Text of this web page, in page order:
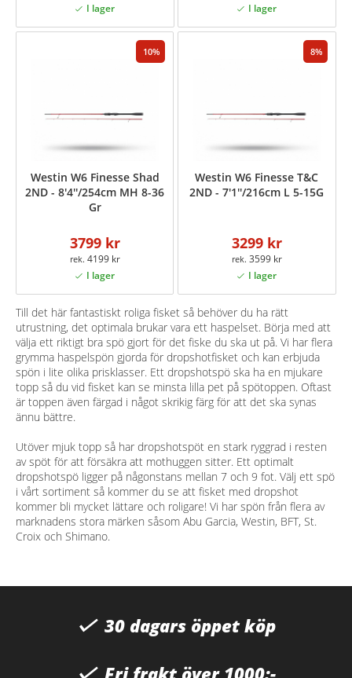
10
Westin W6 Finesse Shad
2ND - 8'4''/254cm MH 8-36
Gr
3799 kr
4199 kr
8
Westin W6 Finesse T&C
2ND - 7'1''/216cm L 5-15G
3299 kr
3599 kr
Till det här fantastiskt roliga fisket så behöver du ha rätt
utrustning, det optimala brukar vara ett haspelset. Börja med att
välja ett riktigt bra spö gjort för det fiske du ska ut på. Vi har flera
grymma haspelspön gjorda för dropshotfisket och kan erbjuda
spön i lite olika prisklasser. Ett dropshotspö ska ha en mjukare
topp så du vid fisket kan se minsta lilla pet på spötoppen. Oftast
är toppen även färgad i något skrikig färg för att det ska synas
ännu bättre.
Utöver mjuk topp så har dropshotspöt en stark ryggrad i resten
av spöt för att försäkra att mothuggen sitter. Ett optimalt
dropshotspö ligger på någonstans mellan 7 och 9 fot. Välj ett spö
i vårt sortiment så kommer du se att fisket med dropshot
kommer bli mycket lättare och roligare! Vi har spön från flera av
marknadens stora märken såsom Abu Garcia, Westin, BFT, St.
Croix och Shimano.
30 dagars öppet köp
Fri frakt över 1000:-